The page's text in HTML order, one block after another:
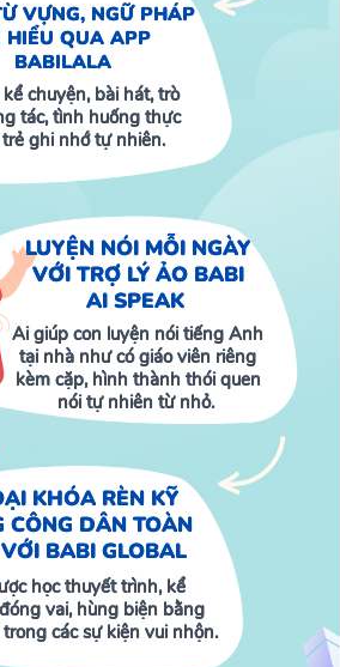
VỰNG, NGỮ PHÁP
HIỂU QUA APP
BABILALA
LUYỆN NÓI MỖI NGÀY
VỚI TRỢ LÝ ẢO BABI
AI SPEAK
KHÓA RÈN KỸ
CÔNG DÂN TOÀN
BABI GLOBAL
chuyện, bài hát, trò
tác, tình huống thực
ghi nhớ tự nhiên.
Ai giúp con luyện nói tiếng Anh
tại nhà như có giáo viên riêng
kèm cặp, hình thành thói quen
nói tự nhiên từ nhỏ.
học thuyết trình, kể
vai, hùng biện bằng
các sự kiện vui nhộn.